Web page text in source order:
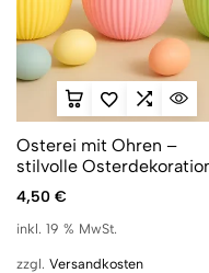
Osterei mit Ohren –
stilvolle
4,50 €
inkl. 19 % MwSt.
zzgl. Versandkosten